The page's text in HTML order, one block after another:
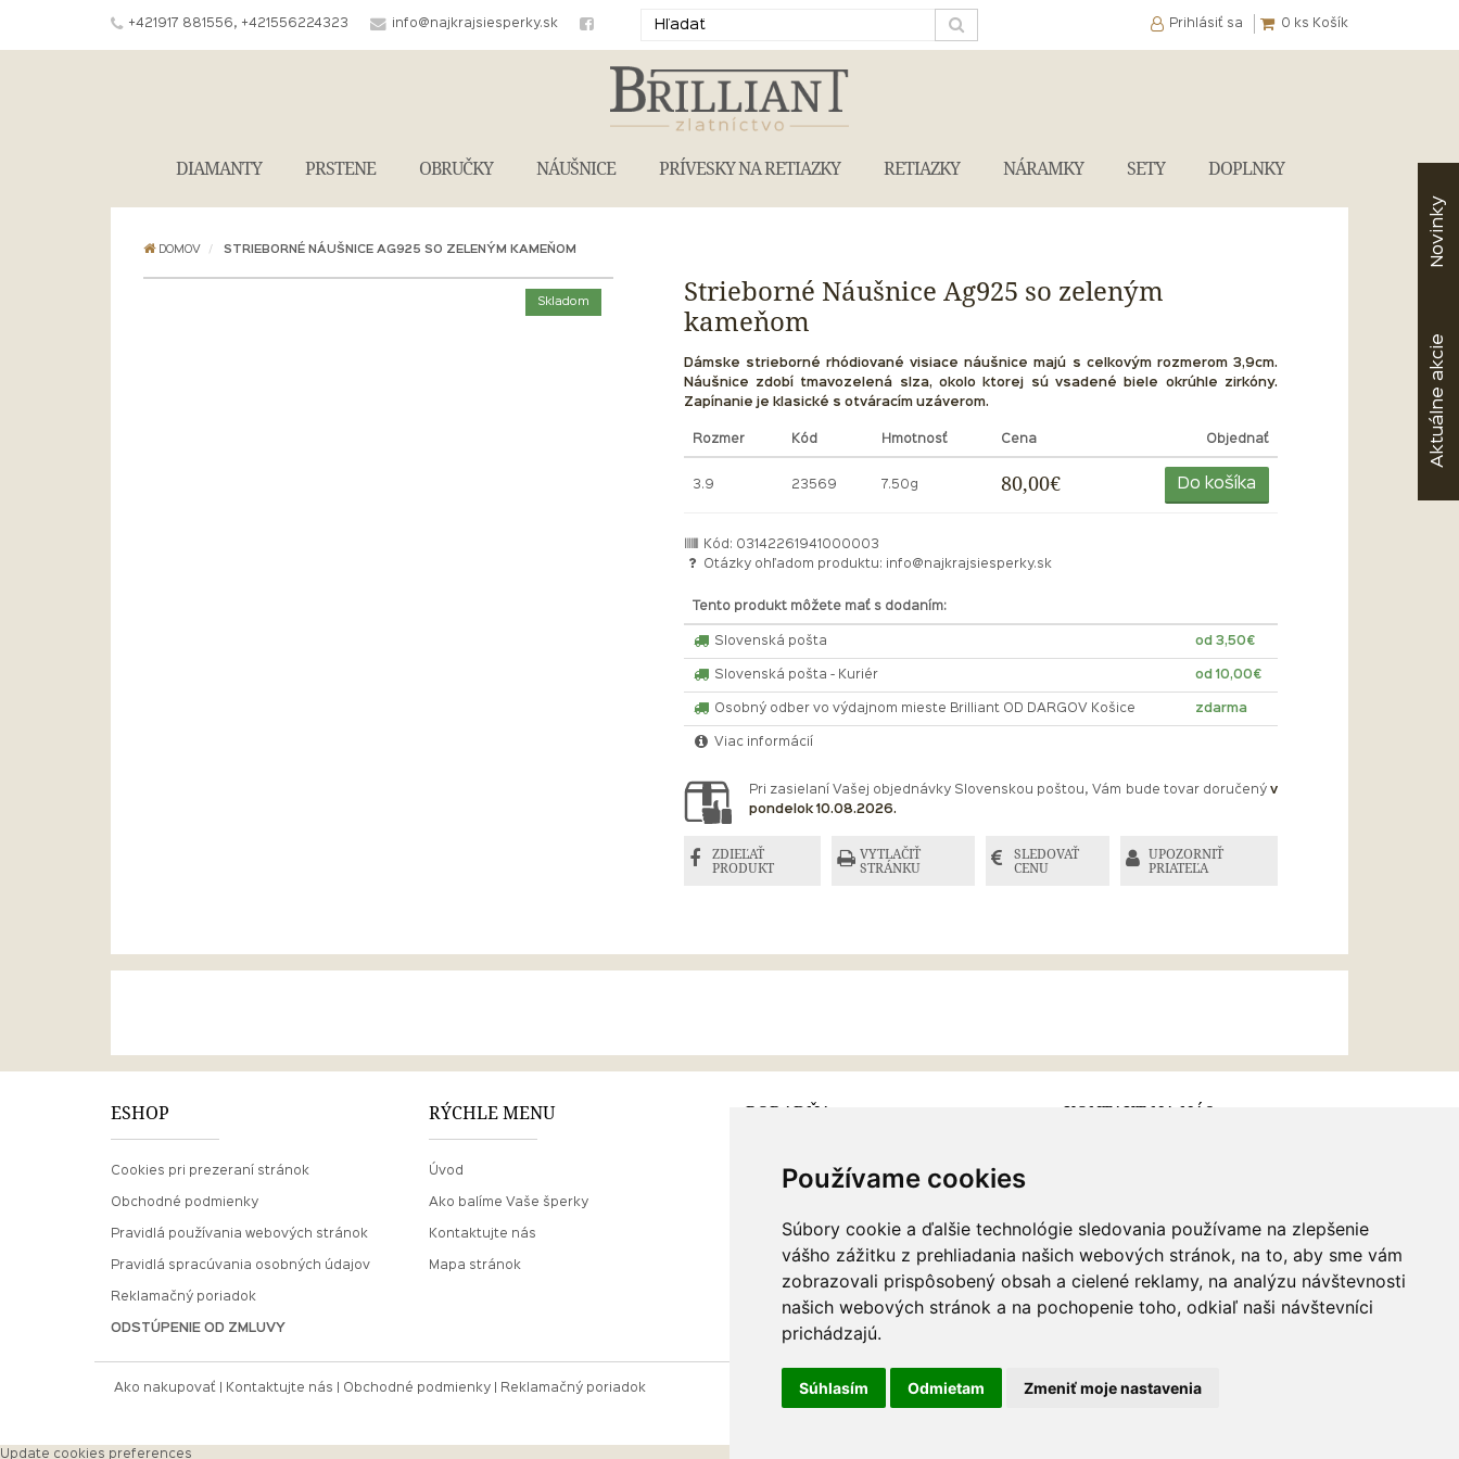
Používame cookies
Súbory cookie a ďalšie technológie sledovania používame na zlepšenie
vášho zážitku z prehliadania našich webových stránok, na to, aby sme vám
zobrazovali prispôsobený obsah a cielené reklamy, na analýzu návštevnosti
našich webových stránok a na pochopenie toho, odkiaľ naši návštevníci
prichádzajú.
Súhlasím Odmietam Zmeniť moje nastavenia
+421917 881556, +421556224323 info@najkrajsiesperky.sk Prihlásiť sa 0 ks Košík
DIAMANTY PRSTENE OBRUČKY NÁUŠNICE PRÍVESKY NA RETIAZKY RETIAZKY NÁRAMKY SETY DOPLNKY
Aktuálne
akcie
Novinky
DOMOV STRIEBORNÉ NÁUŠNICE AG925 SO ZELENÝM KAMEŇOM
Skladom
Strieborné Náušnice Ag925 so zeleným
kameňom
Dámske strieborné rhódiované visiace náušnice majú s celkovým rozmerom 3,9cm.
Náušnice zdobí tmavozelená slza, okolo ktorej sú vsadené biele okrúhle zirkóny.
Zapínanie je klasické s otváracím uzáverom.
Rozmer Kód Hmotnosť Cena Objednať
3.9 23569 7.50g 80,00€ Do košíka
Kód: 03142261941000003
Otázky ohľadom produktu:
info@najkrajsiesperky.sk
Tento produkt môžete mať s dodaním:
Slovenská pošta od 3,50€
Slovenská pošta - Kuriér od 10,00€
Osobný odber vo výdajnom mieste Brilliant OD DARGOV Košice zdarma
Viac informácií
Pri zasielaní Vašej objednávky Slovenskou poštou, Vám bude tovar doručený v
pondelok 10.08.2026.
ZDIEĽAŤ
PRODUKT
VYTLAČIŤ
STRÁNKU
SLEDOVAŤ
CENU
UPOZORNIŤ
PRIATEĽA
ESHOP
Cookies pri prezeraní stránok
Obchodné podmienky
Pravidlá používania webových stránok
Pravidlá spracúvania osobných údajov
Reklamačný poriadok
ODSTÚPENIE OD ZMLUVY
RÝCHLE MENU
Úvod
Ako balíme Vaše šperky
Kontaktujte nás
Mapa stránok
PORADŇA
Ako nakupovať
Doprava a poštovné
KONTAKT NA NÁS
+421556224323
Ako nakupovať Kontaktujte nás Obchodné podmienky Reklamačný poriadok
Update cookies preferences